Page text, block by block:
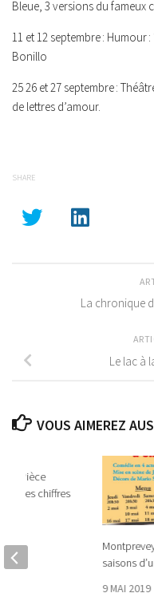
Bleue, 3 versions du fameux
11 et 12 septembre : Humour :
Bonillo
25 26 et 27 septembre :
de lettres d’amour.
SHARE
La chronique
Le lac à
VOUS AIMEREZ
saisons
9 MAI 2019
– « Pièce
chiffres